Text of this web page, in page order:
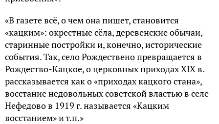
«В газете всё, о чем она пишет, становится
«кацким»: окрестные сёла, деревенские обычаи,
старинные постройки и, конечно, исторические
события. Так, село Рождествено превращается в
Рождество-Кацкое, о церковных приходах XIX в.
рассказывается как о «приходах кацкого стана»,
восстание недовольных советской властью в селе
Нефедово в 1919 г. называется «Кацким
восстанием» и т.п.»